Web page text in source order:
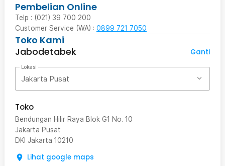
Pembelian Online
Telp : (021) 39 700 200
Customer Service (WA) : 0899 721 7050
Toko Kami
Jabodetabek
Ganti
Lokasi
Jakarta Pusat
Toko
Bendungan Hilir Raya Blok G1 No. 10
Jakarta Pusat
DKI Jakarta 10210
Lihat google maps